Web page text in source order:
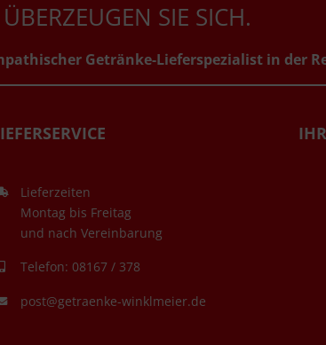
ÜBERZEUGEN SIE SICH.
Getränke-Lieferspezialist in der
Lieferzeiten
Montag bis Freitag
und nach Vereinbarung
Telefon: 08167 / 378
post@getraenke-winklmeier.de